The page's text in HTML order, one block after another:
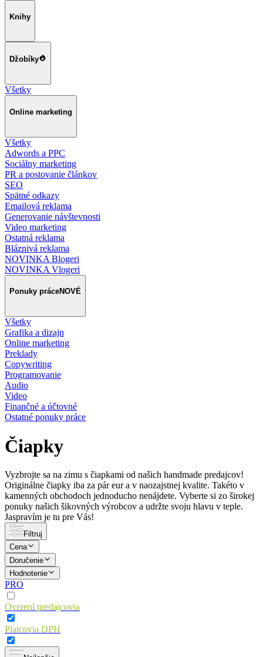
Knihy
Džobíky
Všetky
Online marketing
Všetky
Adwords a PPC
Sociálny marketing
PR a postovanie článkov
SEO
Spätné odkazy
Emailová reklama
Generovanie návštevnosti
Video marketing
Ostatná reklama
Bláznivá reklama
NOVINKA Blogeri
NOVINKA Vlogeri
Ponuky práceNOVÉ
Všetky
Grafika a dizajn
Online marketing
Preklady
Copywriting
Programovanie
Audio
Video
Finančné a účtovné
Ostatné ponuky práce
Čiapky
Vyzbrojte sa na zimu s čiapkami od našich handmade predajcov!
Originálne čiapky iba za pár eur a v naozajstnej kvalite. Takéto v
kamenných obchodoch jednoducho nenájdete. Vyberte si zo širokej
ponuky našich šikovných výrobcov a udržte svoju hlavu v teple.
Jaspravím je tu pre Vás!
Filtruj
Cena
Doručenie
Hodnotenie
PRO
Overení predajcovia
Platcovia DPH